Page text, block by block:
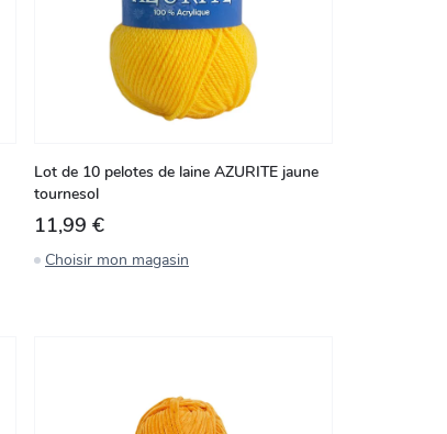
Lot de 10 pelotes de laine AZURITE jaune
tournesol
11,99 €
Choisir mon magasin